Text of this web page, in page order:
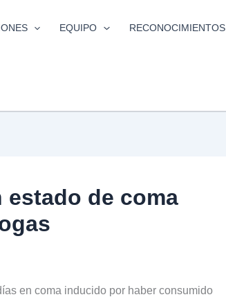
EQUIPO RECONOCIMIENTOS
de coma
en coma inducido por haber consumido